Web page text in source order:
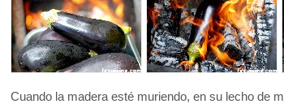
Cuando la madera esté muriendo, en su lecho de